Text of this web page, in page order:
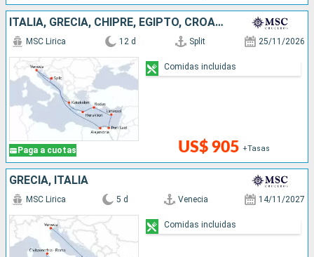
ITALIA, GRECIA, CHIPRE, EGIPTO, CROACIA
Paga a cuotas
MSC Lirica 12 d Split 25/11/2026
US$ 905 +Tasas
Comidas incluidas
GRECIA, ITALIA
MSC Lirica 5 d Venecia 14/11/2027
Comidas incluidas